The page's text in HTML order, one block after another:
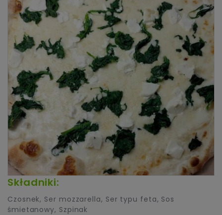
Składniki:
Czosnek, Ser mozzarella, Ser typu feta, Sos
śmietanowy, Szpinak